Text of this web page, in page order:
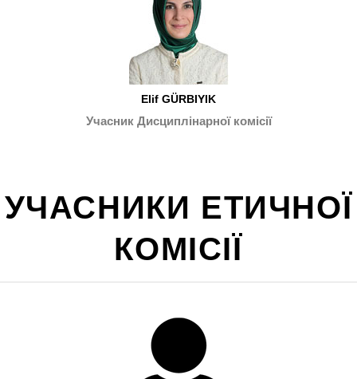
Elif GÜRBIYIK
Учасник Дисциплінарної комісії
УЧАСНИКИ ЕТИЧНОЇ
КОМІСІЇ